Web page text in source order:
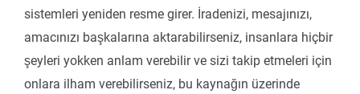
sistemleri yeniden resme girer. İradenizi, mesajınızı,
amacınızı başkalarına aktarabilirseniz, insanlara hiçbir
şeyleri yokken anlam verebilir ve sizi takip etmeleri için
onlara ilham verebilirseniz, bu kaynağın üzerinde